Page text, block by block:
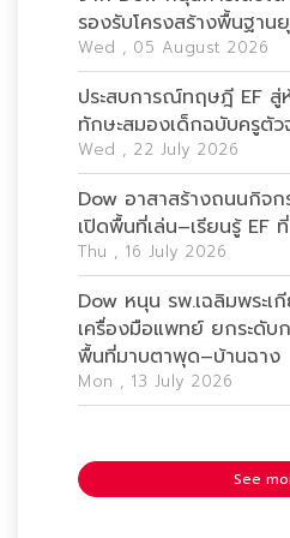
รองรับโครงสร้างพื้นฐาน
Wed , 05 August 2026
ประสบการณ์ทฤษฎี EF สู่
ทักษะสมองเด็กฉบับครูตัว
Wed , 22 July 2026
Dow อาสาสร้างถนนกิจก
เปิดพื้นที่เล่น–เรียนรู้ EF
Thu , 16 July 2026
Dow หนุน รพ.เฉลิมพระเ
เครื่องมือแพทย์ ยกระดับ
พื้นที่มาบตาพุด–บ้านฉาง
Mon , 13 July 2026
See